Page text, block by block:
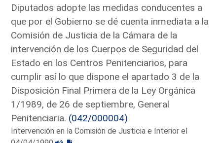
Diputados adopte las medidas conducentes a
que por el Gobierno se dé cuenta inmediata a la
Comisión de Justicia de la Cámara de la
intervención de los Cuerpos de Seguridad del
Estado en los Centros Penitenciarios, para
cumplir así lo que dispone el apartado 3 de la
Disposición Final Primera de la Ley Orgánica
1/1989, de 26 de septiembre, General
Penitenciaria. (042/000004)
Intervención en la Comisión de Justicia e Interior el